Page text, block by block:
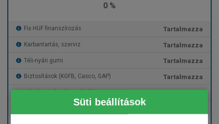
Süti beállítások
0 %
Fix HUF finanszírozás Tartalmazza
Karbantartás, szerviz Tartalmazza
Téli-nyári gumi Tartalmazza
Biztosítások (KGFB, Casco, GAP) Tartalmazza
Gépjármű- és cégautóadó Tartalmazza